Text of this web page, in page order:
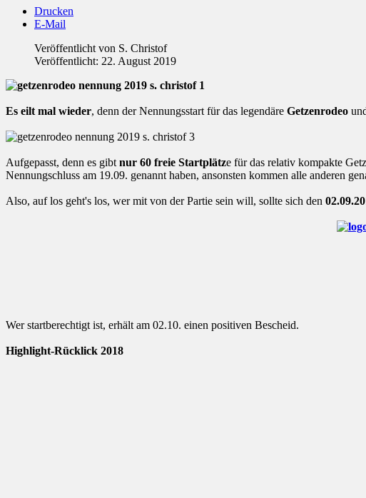
Drucken
E-Mail
Veröffentlicht von S. Christof
Veröffentlicht: 22. August 2019
Es eilt mal wieder, denn der Nennungsstart für das legendäre Getzenrodeo
Aufgepasst, denn es gibt nur 60 freie Startplätze für das relativ kompakte
Nennungschluss am 19.09. genannt haben, ansonsten kommen alle anderen
Also, auf los geht's los, wer mit von der Partie sein will, sollte sich den
Wer startberechtigt ist, erhält am 02.10. einen positiven Bescheid.
Highlight-Rücklick 2018